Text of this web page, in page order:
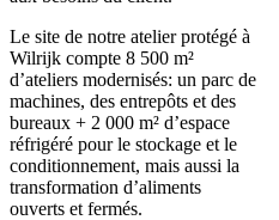
Le site de notre atelier protégé à
Wilrijk compte 8 500 m²
d’ateliers modernisés: un parc de
machines, des entrepôts et des
bureaux + 2 000 m² d’espace
réfrigéré pour le stockage et le
conditionnement, mais aussi la
transformation d’aliments
ouverts et fermés.